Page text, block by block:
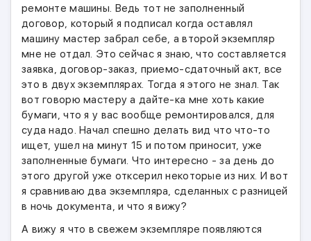
ремонте машины. Ведь тот не заполненный
договор, который я подписал когда оставлял
машину мастер забрал себе, а второй экземпляр
мне не отдал. Это сейчас я знаю, что составляется
заявка, договор-заказ, приемо-сдаточный акт, все
это в двух экземплярах. Тогда я этого не знал. Так
вот говорю мастеру а дайте-ка мне хоть какие
бумаги, что я у вас вообще ремонтировался, для
суда надо. Начал спешно делать вид что что-то
ищет, ушел на минут 15 и потом приносит, уже
заполненные бумаги. Что интересно - за день до
этого другой уже отксерил некоторые из них. И вот
я сравниваю два экземпляра, сделанных с разницей
в ночь документа, и что я вижу?
А вижу я что в свежем экземпляре появляются